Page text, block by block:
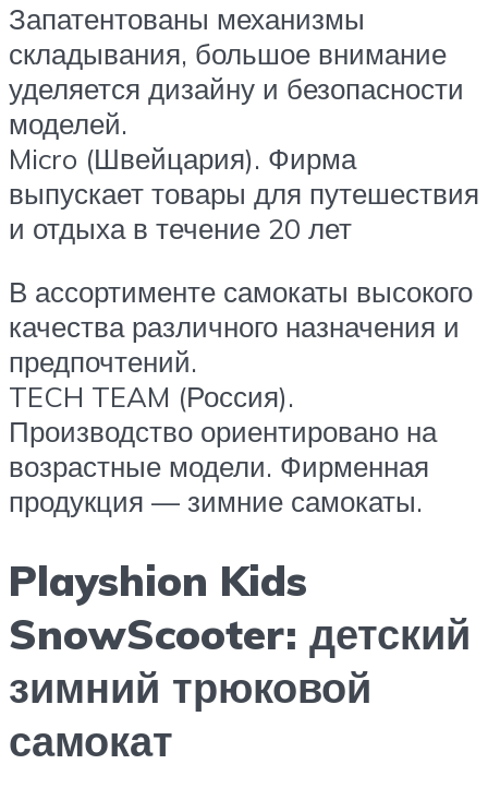
Запатентованы механизмы
складывания, большое внимание
уделяется дизайну и безопасности
моделей.
Micro (Швейцария). Фирма
выпускает товары для путешествия
и отдыха в течение 20 лет
В ассортименте самокаты высокого
качества различного назначения и
предпочтений.
TECH TEAM (Россия).
Производство ориентировано на
возрастные модели. Фирменная
продукция — зимние самокаты.
Playshion Kids
SnowScooter: детский
зимний трюковой
самокат